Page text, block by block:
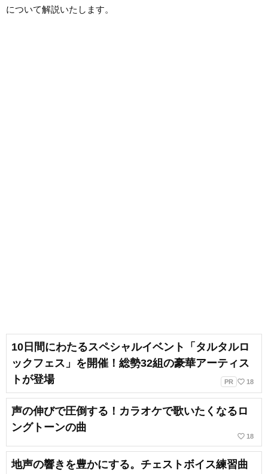
について解説いたします。
10日間にわたるスペシャルイベント「タルタルロ
ックフェス」を開催！総勢32組の豪華アーティス
トが登場
PR favorite_border 18
声の伸びで圧倒する！カラオケで歌いたくなるロ
ングトーンの曲
favorite_border 18
地声の響きを豊かにする。チェストボイス練習曲